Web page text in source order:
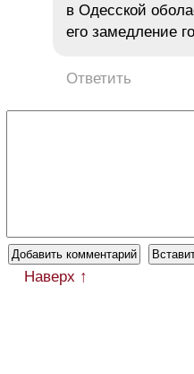
в Одесской
его замедление
Ответить
Наверх ↑